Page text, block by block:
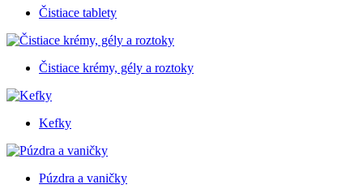
Čistiace tablety
Čistiace krémy, gély a roztoky
Kefky
Púzdra a vaničky